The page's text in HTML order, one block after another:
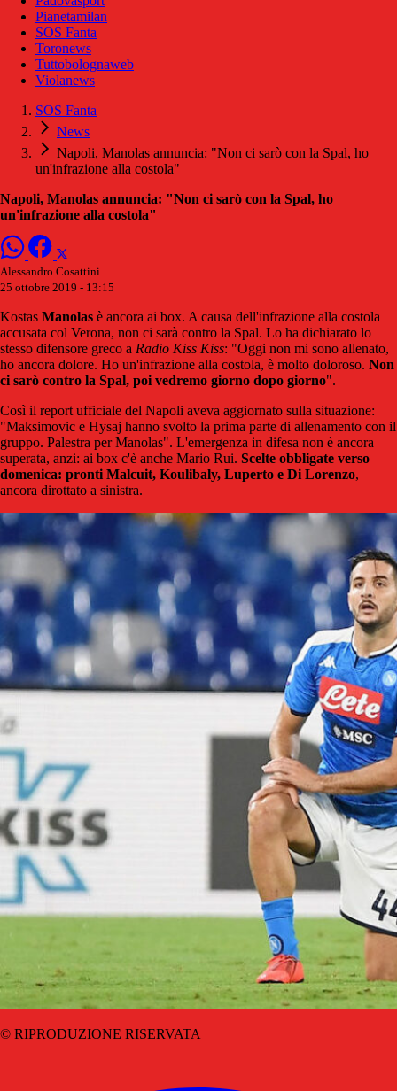
Pianetamilan
SOS Fanta
Toronews
Tuttobolognaweb
Violanews
SOS Fanta
News
Napoli, Manolas annuncia: "Non ci sarò con la Spal, ho
un'infrazione alla costola"
Napoli, Manolas annuncia: "Non ci sarò con la Spal, ho
un'infrazione alla costola"
Alessandro Cosattini
25 ottobre 2019 - 13:15
Kostas Manolas è ancora ai box. A causa dell'infrazione alla costola
accusata col Verona, non ci sarà contro la Spal. Lo ha dichiarato lo
stesso difensore greco a Radio Kiss Kiss: "Oggi non mi sono allenato,
ho ancora dolore. Ho un'infrazione alla costola, è molto doloroso. Non
ci sarò contro la Spal, poi vedremo giorno dopo giorno".
Così il report ufficiale del Napoli aveva aggiornato sulla situazione:
"Maksimovic e Hysaj hanno svolto la prima parte di allenamento con il
gruppo. Palestra per Manolas". L'emergenza in difesa non è ancora
superata, anzi: ai box c'è anche Mario Rui. Scelte obbligate verso
domenica: pronti Malcuit, Koulibaly, Luperto e Di Lorenzo,
ancora dirottato a sinistra.
© RIPRODUZIONE RISERVATA